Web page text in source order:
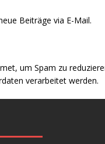
Beiträge via E-Mail.
um Spam zu
verarbeitet werden.